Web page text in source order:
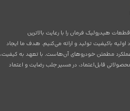
هیدرولیک فرمان را با رعایت بالاترین
اولیه باکیفیت تولید و ارائه می‌کنیم. هدف ما ایجاد
مطمئن خودروهای آن‌هاست. با تعهد به کیفیت،
قابل‌اعتماد، در مسیر جلب رضایت و اعتماد